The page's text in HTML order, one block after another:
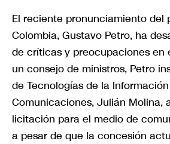
El reciente pronunciamiento del
Colombia, Gustavo Petro, ha
de críticas y preocupaciones en
un consejo de ministros, Petro
de Tecnologías de la
Comunicaciones, Julián Molina,
licitación para el medio de
a pesar de que la concesión